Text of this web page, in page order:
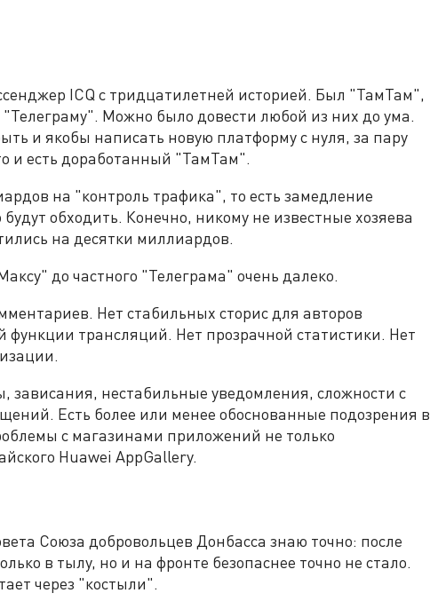
ICQ с тридцатилетней историей. Был "ТамТам",
Можно было довести любой из них до ума.
и якобы написать новую платформу с нуля, за пару
и есть доработанный "ТамТам".
на "контроль трафика", то есть замедление
обходить. Конечно, никому не известные хозяева
на десятки миллиардов.
до частного "Телеграма" очень далеко.
Нет стабильных сторис для авторов
функции трансляций. Нет прозрачной статистики. Нет
зависания, нестабильные уведомления, сложности с
Есть более или менее обоснованные подозрения в
с магазинами приложений не только
Huawei AppGallery.
Союза добровольцев Донбасса знаю точно: после
в тылу, но и на фронте безопаснее точно не стало.
через "костыли".